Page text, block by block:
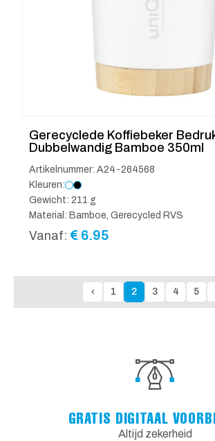
Gerecyclede Koffiebeker
Dubbelwandig Bamboe 350ml
Artikelnummer: A24-264568
Kleuren:
Gewicht: 211 g
Material: Bamboe, Gerecycled RVS
Vanaf: € 6.95
1 2 3 4 5
GRATIS DIGITAAL
Altijd zekerheid